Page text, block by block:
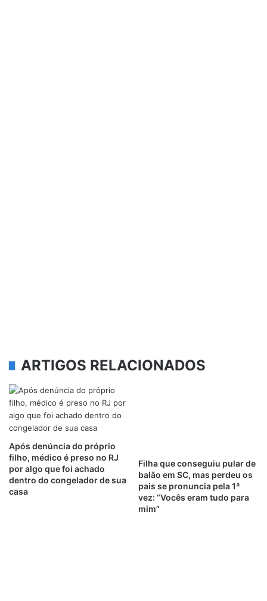
ARTIGOS RELACIONADOS
Após denúncia do próprio
filho, médico é preso no RJ
por algo que foi achado
dentro do congelador de sua
casa
Filha que conseguiu pular de
balão em SC, mas perdeu os
pais se pronuncia pela 1ª
vez: “Vocês eram tudo para
mim”